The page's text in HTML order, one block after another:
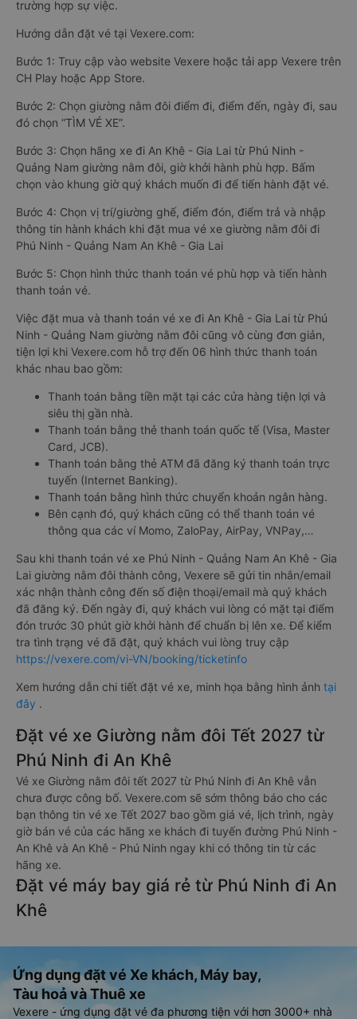
trường hợp sự việc.
Hướng dẫn đặt vé tại Vexere.com:
Bước 1: Truy cập vào website Vexere hoặc tải app Vexere trên
CH Play hoặc App Store.
Bước 2: Chọn giường nằm đôi điểm đi, điểm đến, ngày đi, sau
đó chọn “TÌM VÉ XE”.
Bước 3: Chọn hãng xe đi An Khê - Gia Lai từ Phú Ninh -
Quảng Nam giường nằm đôi, giờ khởi hành phù hợp. Bấm
chọn vào khung giờ quý khách muốn đi để tiến hành đặt vé.
Bước 4: Chọn vị trí/giường ghế, điểm đón, điểm trả và nhập
thông tin hành khách khi đặt mua vé xe giường nằm đôi đi
Phú Ninh - Quảng Nam An Khê - Gia Lai
Bước 5: Chọn hình thức thanh toán vé phù hợp và tiến hành
thanh toán vé.
Việc đặt mua và thanh toán vé xe đi An Khê - Gia Lai từ Phú
Ninh - Quảng Nam giường nằm đôi cũng vô cùng đơn giản,
tiện lợi khi Vexere.com hỗ trợ đến 06 hình thức thanh toán
khác nhau bao gồm:
Thanh toán bằng tiền mặt tại các cửa hàng tiện lợi và
siêu thị gần nhà.
Thanh toán bằng thẻ thanh toán quốc tế (Visa, Master
Card, JCB).
Thanh toán bằng thẻ ATM đã đăng ký thanh toán trực
tuyến (Internet Banking).
Thanh toán bằng hình thức chuyển khoản ngân hàng.
Bên cạnh đó, quý khách cũng có thể thanh toán vé
thông qua các ví Momo, ZaloPay, AirPay, VNPay,…
Sau khi thanh toán vé xe Phú Ninh - Quảng Nam An Khê - Gia
Lai giường nằm đôi thành công, Vexere sẽ gửi tin nhắn/email
xác nhận thành công đến số điện thoại/email mà quý khách
đã đăng ký. Đến ngày đi, quý khách vui lòng có mặt tại điểm
đón trước 30 phút giờ khởi hành để chuẩn bị lên xe. Để kiểm
tra tình trạng vé đã đặt, quý khách vui lòng truy cập
https://vexere.com/vi-VN/booking/ticketinfo
Xem hướng dẫn chi tiết đặt vé xe, minh họa bằng hình ảnh tại
đây .
Đặt vé xe Giường nằm đôi Tết 2027 từ
Phú Ninh đi An Khê
Vé xe Giường nằm đôi tết 2027 từ Phú Ninh đi An Khê vẫn
chưa được công bố. Vexere.com sẽ sớm thông báo cho các
bạn thông tin vé xe Tết 2027 bao gồm giá vé, lịch trình, ngày
giờ bán vé của các hãng xe khách đi tuyến đường Phú Ninh -
An Khê và An Khê - Phú Ninh ngay khi có thông tin từ các
hãng xe.
Đặt vé máy bay giá rẻ từ Phú Ninh đi An
Khê
Ứng dụng đặt vé Xe khách, Máy bay,
Tàu hoả và Thuê xe
Vexere - ứng dụng đặt vé đa phương tiện với hơn 3000+ nhà